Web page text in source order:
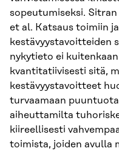
sopeutumiseksi.
et al. Katsaus toimiin
kestävyystavoitteiden
nykytieto ei
kvantitatiivisesti sitä,
kestävyystavoitteet
turvaamaan
aiheuttamilta
kiireellisesti
toimista, joiden avulla